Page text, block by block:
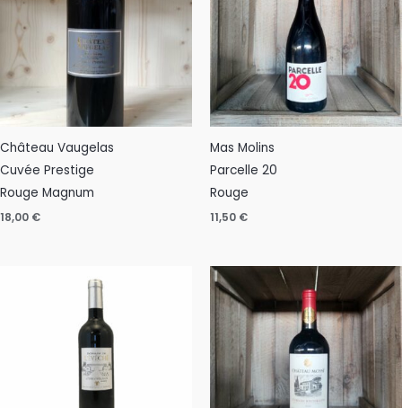
Château Vaugelas
Cuvée Prestige
Rouge Magnum
18,00 €
Mas Molins
Parcelle 20
Rouge
11,50 €